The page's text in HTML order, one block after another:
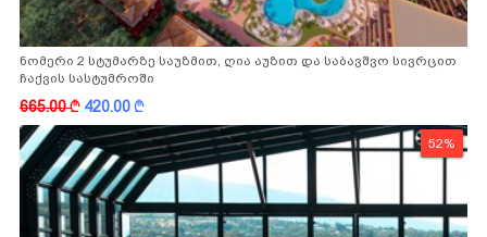
ნომერი 2 სტუმარზე საუზმით, ღია აუზით და საბავშვო სივრცით
ჩაქვის სასტუმროში
665.00k 420.00k
52%